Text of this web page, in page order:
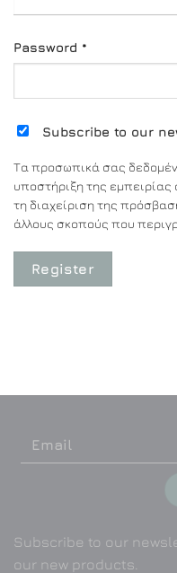
Password *
Subscribe to our
Τα προσωπικά σας
υποστήριξη της εμπειρίας
τη διαχείριση της
άλλους σκοπούς που
Register
Subscribe to our
our new products.